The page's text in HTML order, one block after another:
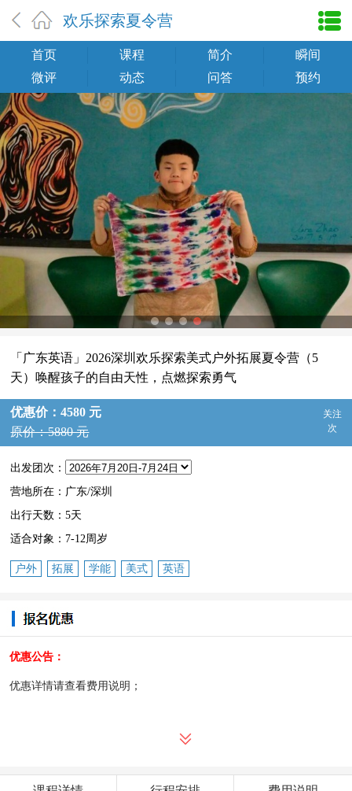
欢乐探索夏令营
首页 课程 简介
瞬间
微评
动态 问答 预约
「广东英语」2026深圳欢乐探索美式户外拓展夏令营（5
天）唤醒孩子的自由天性，点燃探索勇气
优惠价：4580 元
原价：5880 元
关注
次
出发团次：
营地所在：广东/深圳
出行天数：5天
适合对象：7-12周岁
户外 拓展 学能 美式 英语
优惠公告：
优惠详情请查看费用说明；